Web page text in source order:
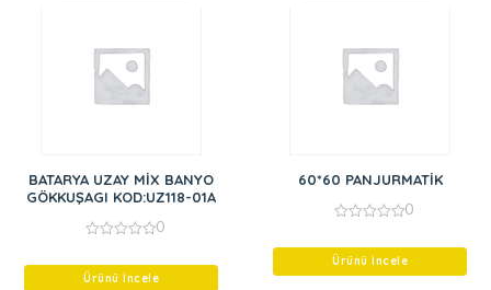
BATARYA UZAY MİX BANYO
GÖKKUŞAGI KOD:UZ118-01A
of
0
Ürünü İncele
60*60 PANJURMATİK
of
0
Ürünü İncele